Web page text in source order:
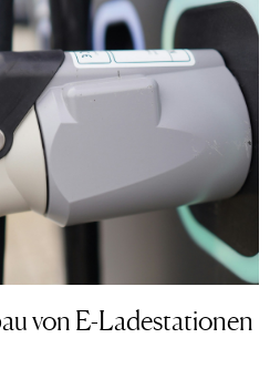
von E-Ladestationen